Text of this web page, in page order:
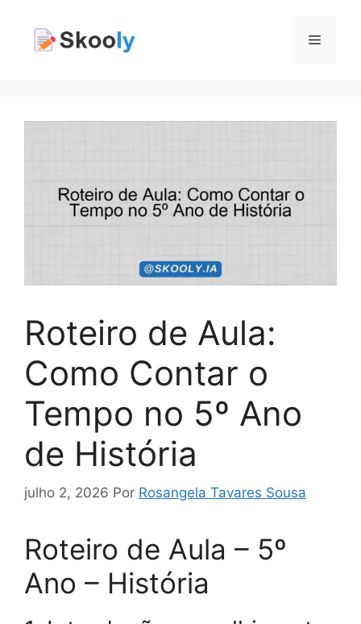
Menu
Roteiro de Aula:
Como Contar o
Tempo no 5º Ano
de História
julho 2, 2026 Por Rosangela Tavares Sousa
Roteiro de Aula – 5º
Ano – História